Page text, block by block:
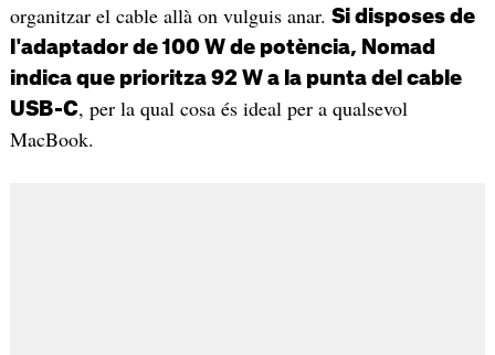
organitzar el cable allà on vulguis anar. Si disposes de
l'adaptador de 100 W de potència, Nomad
indica que prioritza 92 W a la punta del cable
USB-C, per la qual cosa és ideal per a qualsevol
MacBook.